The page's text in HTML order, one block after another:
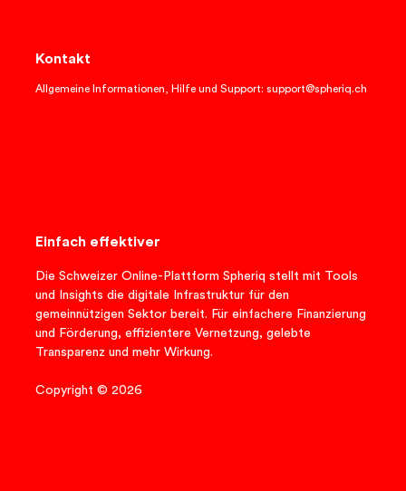
Kontakt
Allgemeine Informationen, Hilfe und Support: support@spheriq.ch
Einfach effektiver
Die Schweizer Online-Plattform Spheriq stellt mit Tools
und Insights die digitale Infrastruktur für den
gemeinnützigen Sektor bereit. Für einfachere Finanzierung
und Förderung, effizientere Vernetzung, gelebte
Transparenz und mehr Wirkung.
Copyright © 2026